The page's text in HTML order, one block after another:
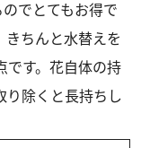
でとてもお得で
ちんと水替えを
です。花自体の持
り除くと長持ちし